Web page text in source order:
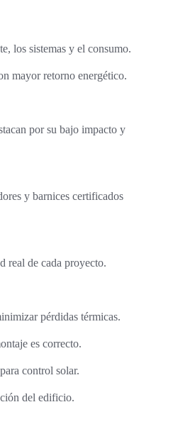
los sistemas y el consumo.
mayor retorno energético.
por su bajo impacto y
y barnices certificados
real de cada proyecto.
pérdidas térmicas.
es correcto.
control solar.
del edificio.